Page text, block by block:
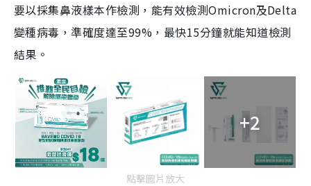
要以採集鼻液樣本作檢測，能有效檢測Omicron及Delta
變種病毒，準確度達至99%，最快15分鐘就能知道檢測
結果。
+2
點擊圖片放大